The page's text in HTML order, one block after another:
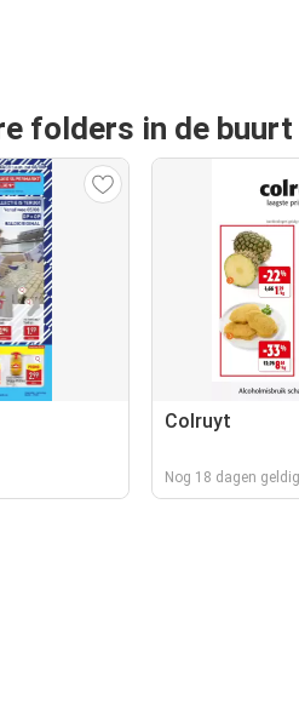
folders in de buurt
Colruyt
Nog 18 dagen geldig